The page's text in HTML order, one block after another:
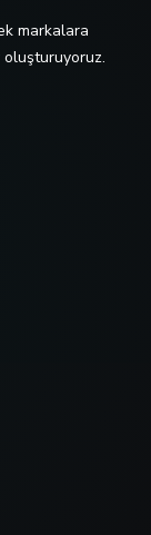
markalara